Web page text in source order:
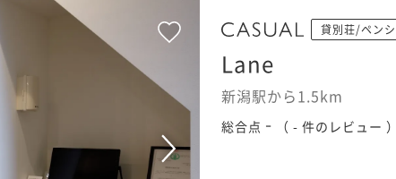
貸別荘/ペン
Lane
新潟駅から1.5km
総合点 - （ - 件のレビュー ）